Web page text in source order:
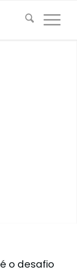
o desafio